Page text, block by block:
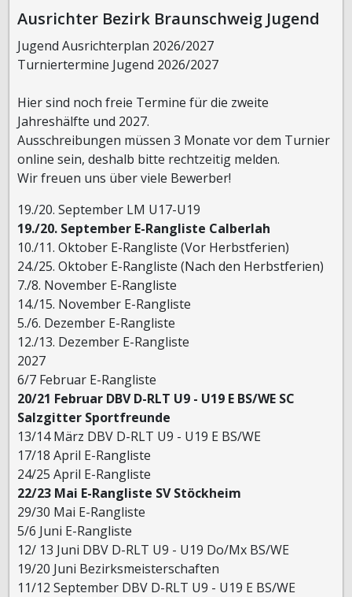
Ausrichter Bezirk Braunschweig Jugend
Jugend Ausrichterplan 2026/2027
Turniertermine Jugend 2026/2027
Hier sind noch freie Termine für die zweite
Jahreshälfte und 2027.
Ausschreibungen müssen 3 Monate vor dem Turnier
online sein, deshalb bitte rechtzeitig melden.
Wir freuen uns über viele Bewerber!
19./20. September LM U17-U19
19./20. September E-Rangliste Calberlah
10./11. Oktober E-Rangliste (Vor Herbstferien)
24./25. Oktober E-Rangliste (Nach den Herbstferien)
7./8. November E-Rangliste
14./15. November E-Rangliste
5./6. Dezember E-Rangliste
12./13. Dezember E-Rangliste
2027
6/7 Februar E-Rangliste
20/21 Februar DBV D-RLT U9 - U19 E BS/WE SC
Salzgitter Sportfreunde
13/14 März DBV D-RLT U9 - U19 E BS/WE
17/18 April E-Rangliste
24/25 April E-Rangliste
22/23 Mai E-Rangliste SV Stöckheim
29/30 Mai E-Rangliste
5/6 Juni E-Rangliste
12/ 13 Juni DBV D-RLT U9 - U19 Do/Mx BS/WE
19/20 Juni Bezirksmeisterschaften
11/12 September DBV D-RLT U9 - U19 E BS/WE